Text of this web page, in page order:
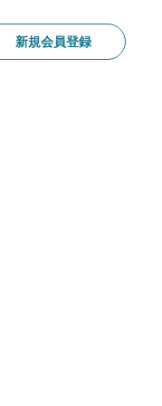
新規会員登録